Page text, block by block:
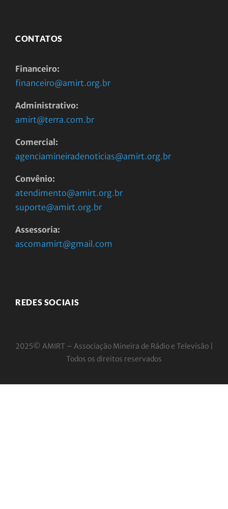
CONTATOS
Financeiro:
financeiro@amirt.org.br
Administrativo:
amirt@terra.com.br
Comercial:
agenciamineiradenoticias@amirt.org.br
Convênio:
atendimento@amirt.org.br
suporte@amirt.org.br
Assessoria:
ascomamirt@gmail.com
REDES SOCIAIS
2025© AMIRT – Associação Mineira de Rádio e Televisão |
Todos os direitos reservados